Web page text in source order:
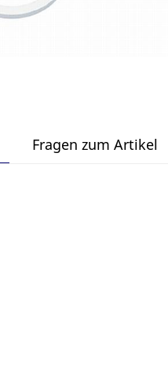
Fragen zum Artikel